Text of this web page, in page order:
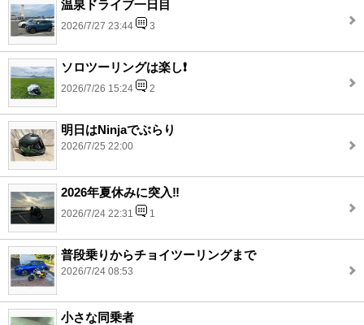
温泉ドライブ一日目
2026/7/27 23:44 3
ソロツーリングは楽し❗️
2026/7/26 15:24 2
明日はNinjaでぶらり
2026/7/25 22:00
2026年夏休みに突入‼️
2026/7/24 22:31 1
普段乗りからチョイツーリングまで
2026/7/24 08:53
小さな同乗者